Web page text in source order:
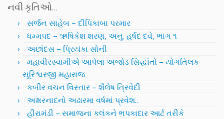
નવી કૃતિઓ…
સર્જન સાહેબ – દીપિકાબા પરમાર
ધમ્મપદ – ઋષિકેશ શરણ, અનુ. હર્ષદ દવે, ભાગ ૧
અછાંદસ – પ્રિયંકા સોની
મહાવીરસ્વામીએ આપેલા અજોડ સિદ્ધાંતો – યોગતિલક
સૂરિશ્વરજી મહારાજ
કબીર વચન વિસ્તાર – શૈલેષ ત્રિવેદી
અક્ષરનાદનો અઢારમા વર્ષમાં પ્રવેશ..
હીરામંડી – સમાજના કલંકને ભપકાદાર આર્ટ તરીકે